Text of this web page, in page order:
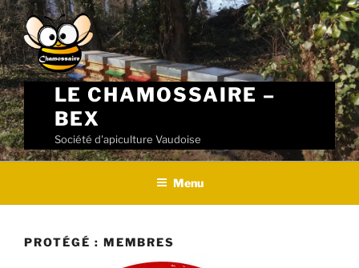
Skip
to
content
LE CHAMOSSAIRE –
BEX
Société d'apiculture Vaudoise
Menu
PROTÉGÉ : MEMBRES